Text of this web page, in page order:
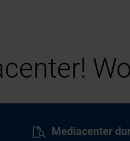
Mediacenter